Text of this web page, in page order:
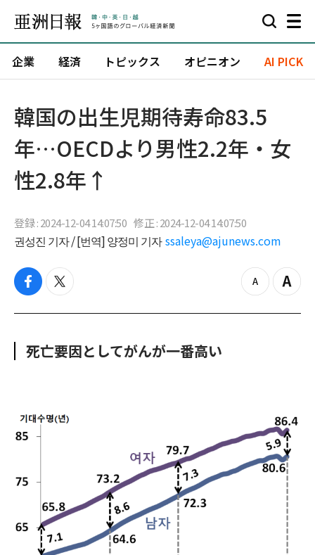
企業 経済 トピックス オピニオン AI PICK
韓国の出生児期待寿命83.5
年…OECDより男性2.2年・女
性2.8年↑
登録 : 2024-12-04 14:07:50 修正 : 2024-12-04 14:07:50
권성진 기자 / [번역] 양정미 기자 ssaleya@ajunews.com
f
c
o
t
i
e
z
o
Z
o
死亡要因としてがんが一番高い